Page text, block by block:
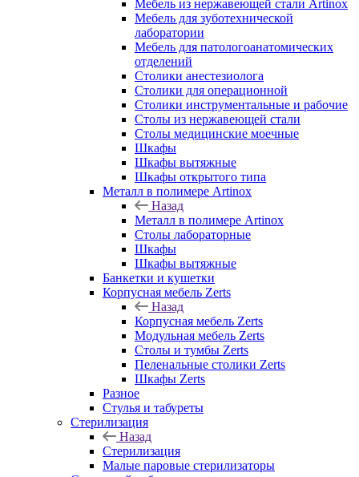
Мебель из нержавеющей стали Artinox
Мебель для зуботехнической
лаборатории
Мебель для патологоанатомических
отделений
Столики анестезиолога
Столики для операционной
Столики инструментальные и рабочие
Столы из нержавеющей стали
Столы медицинские моечные
Шкафы
Шкафы вытяжные
Шкафы открытого типа
Металл в полимере Artinox
Назад
Металл в полимере Artinox
Столы лабораторные
Шкафы
Шкафы вытяжные
Банкетки и кушетки
Корпусная мебель Zerts
Назад
Корпусная мебель Zerts
Модульная мебель Zerts
Столы и тумбы Zerts
Пеленальные столики Zerts
Шкафы Zerts
Разное
Стулья и табуреты
Стерилизация
Назад
Стерилизация
Малые паровые стерилизаторы